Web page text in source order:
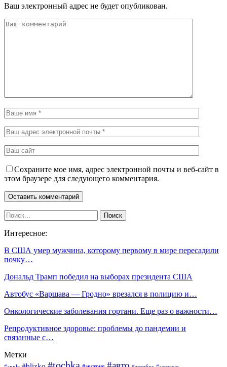
Ваш электронный адрес не будет опубликован.
Сохраните мое имя, адрес электронной почты и веб-сайт в
этом браузере для следующего комментария.
Интересное:
В США умер мужчина, которому первому в мире пересадили
почку…
Дональд Трамп победил на выборах президента США
Автобус «Варшава — Гродно» врезался в полицию и…
Онкологические заболевания гортани. Еще раз о важности…
Репродуктивное здоровье: проблемы до пандемии и
связанные с…
Метки